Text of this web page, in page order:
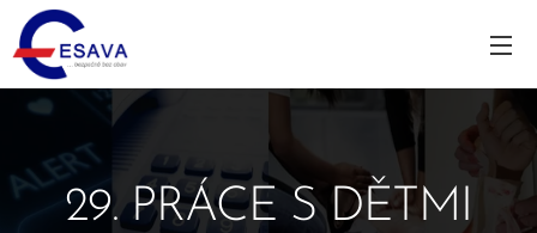
29. PRÁCE S DĚTMI